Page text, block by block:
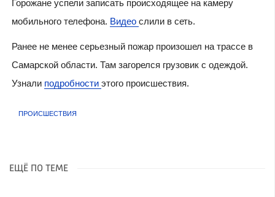
Горожане успели записать происходящее на камеру
мобильного телефона. Видео слили в сеть.
Ранее не менее серьезный пожар произошел на трассе в
Самарской области. Там загорелся грузовик с одеждой.
Узнали подробности этого происшествия.
ПРОИСШЕСТВИЯ
ЕЩЁ ПО ТЕМЕ